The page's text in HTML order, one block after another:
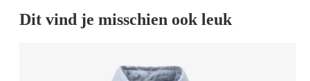
Dit vind je misschien ook leuk